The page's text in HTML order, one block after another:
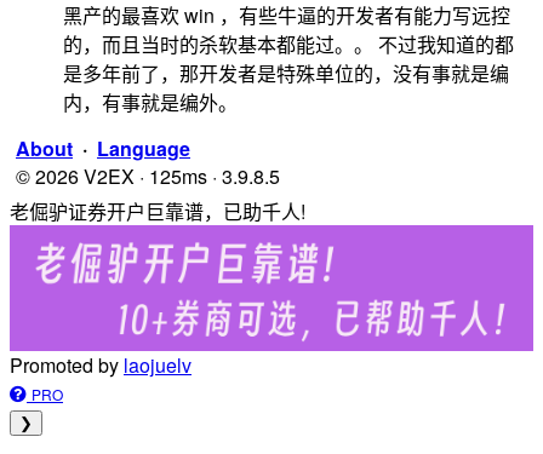
黑产的最喜欢 win ，有些牛逼的开发者有能力写远控
的，而且当时的杀软基本都能过。。 不过我知道的都
是多年前了，那开发者是特殊单位的，没有事就是编
内，有事就是编外。
About · Language
© 2026 V2EX · 125ms · 3.9.8.5
老倔驴证券开户巨靠谱，已助千人!
Promoted by laojuelv
PRO
❯